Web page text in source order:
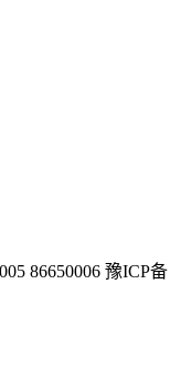
86650006 豫ICP